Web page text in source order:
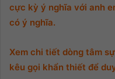
cực kỳ ý nghĩa với anh
có ý nghĩa.
Xem chi tiết dòng tâm
kêu gọi khẩn thiết để